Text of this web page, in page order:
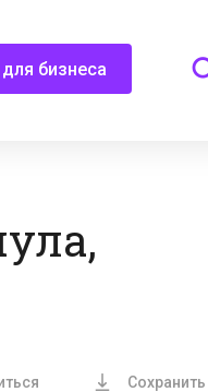
для бизнеса